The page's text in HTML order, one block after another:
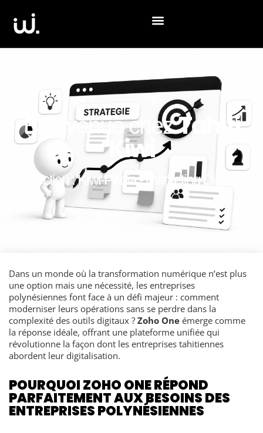
Bienvenue chezTahiti
Kiwi
Section :Kiwi-Pédia- Marketing Digital
Dans un monde où la transformation numérique n’est plus
une option mais une nécessité, les entreprises
polynésiennes font face à un défi majeur : comment
moderniser leurs opérations sans se perdre dans la
complexité des outils digitaux ? Zoho One émerge comme
la réponse idéale, offrant une plateforme unifiée qui
révolutionne la façon dont les entreprises tahitiennes
abordent leur digitalisation.
POURQUOI ZOHO ONE RÉPOND
PARFAITEMENT AUX BESOINS DES
ENTREPRISES POLYNÉSIENNES